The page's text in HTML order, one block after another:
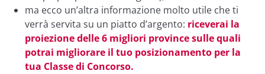
ma ecco un’altra informazione molto utile che ti
verrà servita su un piatto d’argento: riceverai la
proiezione delle 6 migliori province sulle quali
potrai migliorare il tuo posizionamento per la
tua Classe di Concorso.